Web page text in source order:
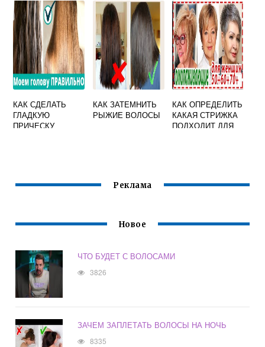
КАК СДЕЛАТЬ
ГЛАДКУЮ
ПРИЧЕСКУ
КАК ЗАТЕМНИТЬ
РЫЖИЕ ВОЛОСЫ
КАК ОПРЕДЕЛИТЬ
КАКАЯ СТРИЖКА
ПОДХОДИТ ДЛЯ
Реклама
Новое
ЧТО БУДЕТ С ВОЛОСАМИ
3826
ЗАЧЕМ ЗАПЛЕТАТЬ ВОЛОСЫ НА НОЧЬ
8335